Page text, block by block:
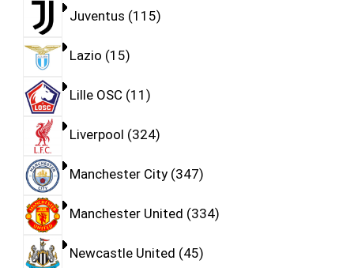
Juventus 115
Lazio 15
Lille OSC 11
Liverpool 324
Manchester City 347
Manchester United 334
Newcastle United 45